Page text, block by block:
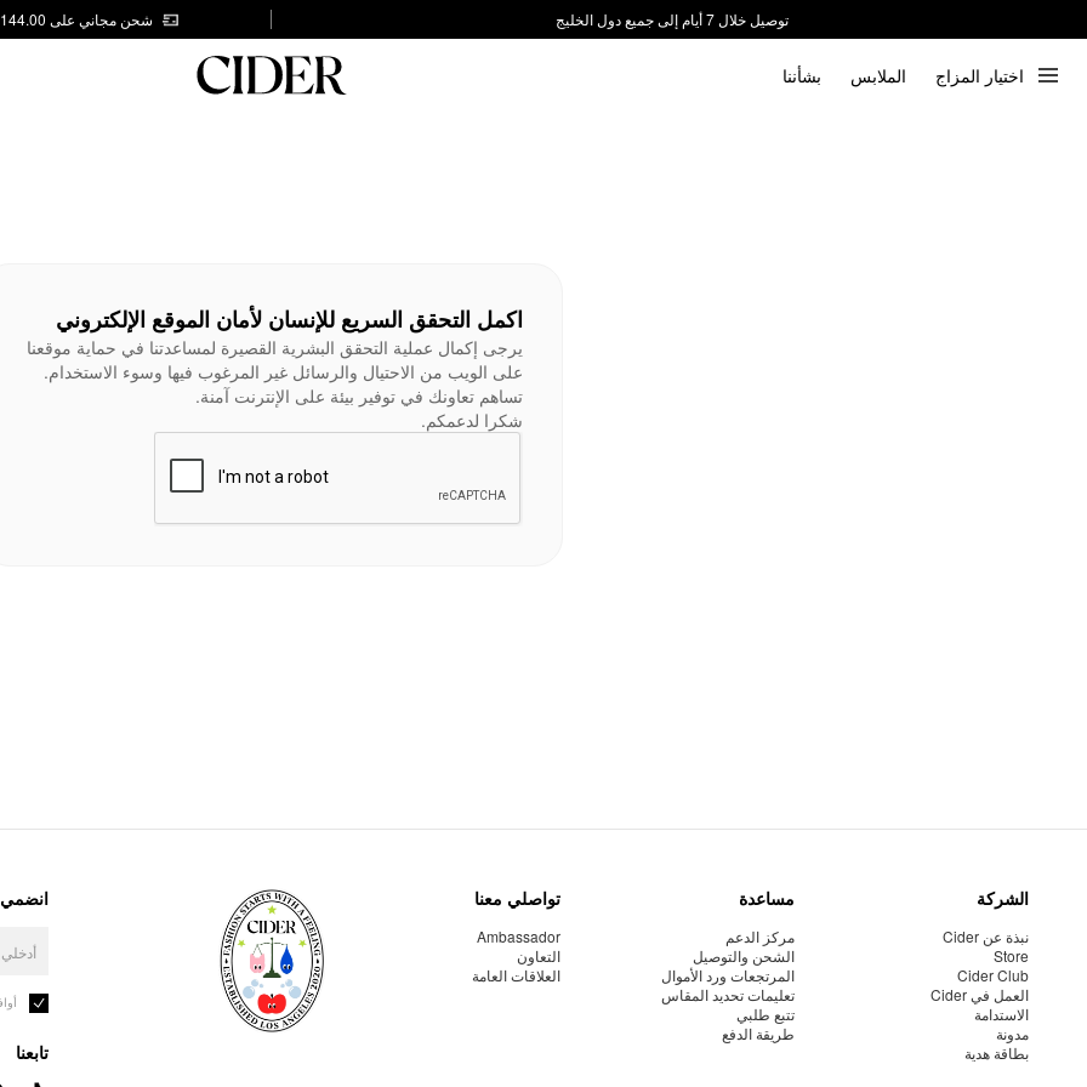
توصيل خلال 7 أيام إلى جميع دول الخليج
شحن مجاني على AED 144.00
اختيار المزاج الملابس بشأننا
اكمل التحقق السريع للإنسان لأمان الموقع الإلكتروني
يرجى إكمال عملية التحقق البشرية القصيرة لمساعدتنا في حماية موقعنا
على الويب من الاحتيال والرسائل غير المرغوب فيها وسوء الاستخدام.
تساهم تعاونك في توفير بيئة على الإنترنت آمنة.
شكرا لدعمكم.
الشركة
نبذة عن Cider
Store
Cider Club
العمل في Cider
الاستدامة
مدونة
بطاقة هدية
مساعدة
مركز الدعم
الشحن والتوصيل
المرتجعات ورد الأموال
تعليمات تحديد المقاس
تتبع طلبي
طريقة الدفع
تواصلي معنا
Ambassador
التعاون
العلاقات العامة
انضمي
تابعنا